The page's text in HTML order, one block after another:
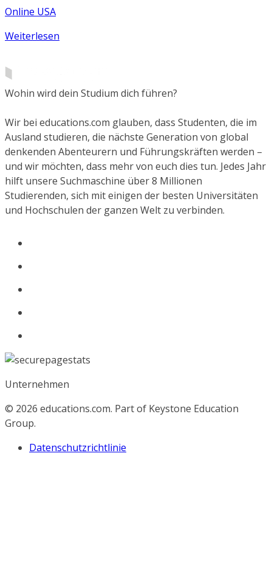
Online USA
Weiterlesen
Wohin wird dein Studium dich führen?
Wir bei educations.com glauben, dass Studenten, die im
Ausland studieren, die nächste Generation von global
denkenden Abenteurern und Führungskräften werden –
und wir möchten, dass mehr von euch dies tun. Jedes Jahr
hilft unsere Suchmaschine über 8 Millionen
Studierenden, sich mit einigen der besten Universitäten
und Hochschulen der ganzen Welt zu verbinden.
Unternehmen
© 2026 educations.com. Part of Keystone Education
Group.
Datenschutzrichtlinie